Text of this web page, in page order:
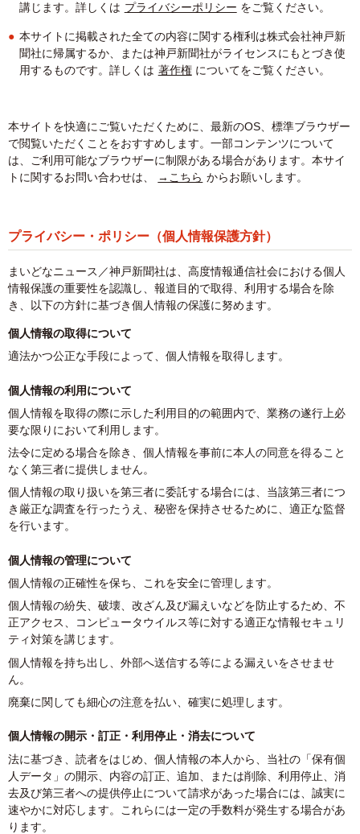
講じます。詳しくは プライバシーポリシー をご覧ください。
本サイトに掲載された全ての内容に関する権利は株式会社神戸新
聞社に帰属するか、または神戸新聞社がライセンスにもとづき使
用するものです。詳しくは 著作権 についてをご覧ください。
本サイトを快適にご覧いただくために、最新のOS、標準ブラウザー
で閲覧いただくことをおすすめします。一部コンテンツについて
は、ご利用可能なブラウザーに制限がある場合があります。本サイ
トに関するお問い合わせは、
→こちら からお願いします。
プライバシー・ポリシー（個人情報保護方針）
まいどなニュース／神戸新聞社は、高度情報通信社会における個人
情報保護の重要性を認識し、報道目的で取得、利用する場合を除
き、以下の方針に基づき個人情報の保護に努めます。
個人情報の取得について
適法かつ公正な手段によって、個人情報を取得します。
個人情報の利用について
個人情報を取得の際に示した利用目的の範囲内で、業務の遂行上必
要な限りにおいて利用します。
法令に定める場合を除き、個人情報を事前に本人の同意を得ること
なく第三者に提供しません。
個人情報の取り扱いを第三者に委託する場合には、当該第三者につ
き厳正な調査を行ったうえ、秘密を保持させるために、適正な監督
を行います。
個人情報の管理について
個人情報の正確性を保ち、これを安全に管理します。
個人情報の紛失、破壊、改ざん及び漏えいなどを防止するため、不
正アクセス、コンピュータウイルス等に対する適正な情報セキュリ
ティ対策を講じます。
個人情報を持ち出し、外部へ送信する等による漏えいをさせませ
ん。
廃棄に関しても細心の注意を払い、確実に処理します。
個人情報の開示・訂正・利用停止・消去について
法に基づき、読者をはじめ、個人情報の本人から、当社の「保有個
人データ」の開示、内容の訂正、追加、または削除、利用停止、消
去及び第三者への提供停止について請求があった場合には、誠実に
速やかに対応します。これらには一定の手数料が発生する場合があ
ります。